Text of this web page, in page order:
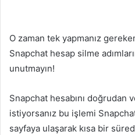
O zaman tek yapmanız
Snapchat hesap silme
unutmayın!
Snapchat hesabını doğrudan
istiyorsanız bu işlemi
sayfaya ulaşarak kısa bir